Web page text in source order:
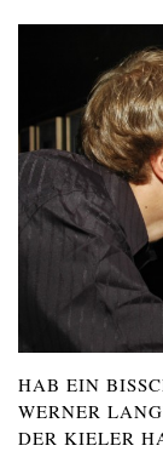
HAB EIN
WERNER
DER KIELER